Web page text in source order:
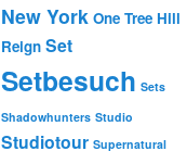
New York One Tree Hill
Reign Set
Setbesuch Sets
Shadowhunters Studio
Studiotour Supernatural